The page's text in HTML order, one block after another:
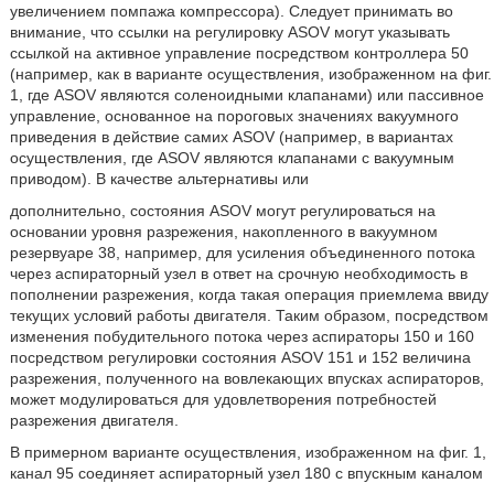
увеличением помпажа компрессора). Следует принимать во
внимание, что ссылки на регулировку ASOV могут указывать
ссылкой на активное управление посредством контроллера 50
(например, как в варианте осуществления, изображенном на фиг.
1, где ASOV являются соленоидными клапанами) или пассивное
управление, основанное на пороговых значениях вакуумного
приведения в действие самих ASOV (например, в вариантах
осуществления, где ASOV являются клапанами с вакуумным
приводом). В качестве альтернативы или
дополнительно, состояния ASOV могут регулироваться на
основании уровня разрежения, накопленного в вакуумном
резервуаре 38, например, для усиления объединенного потока
через аспираторный узел в ответ на срочную необходимость в
пополнении разрежения, когда такая операция приемлема ввиду
текущих условий работы двигателя. Таким образом, посредством
изменения побудительного потока через аспираторы 150 и 160
посредством регулировки состояния ASOV 151 и 152 величина
разрежения, полученного на вовлекающих впусках аспираторов,
может модулироваться для удовлетворения потребностей
разрежения двигателя.
В примерном варианте осуществления, изображенном на фиг. 1,
канал 95 соединяет аспираторный узел 180 с впускным каналом